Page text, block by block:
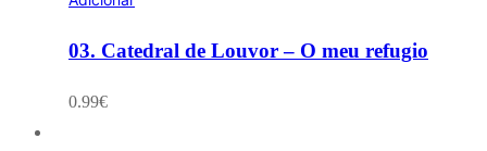
03. Catedral de Louvor – O meu refugio
0.99€